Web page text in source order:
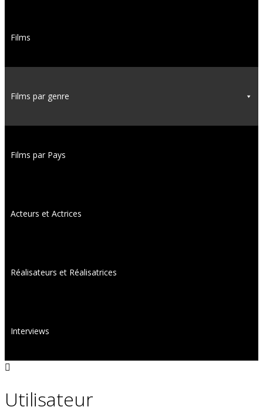
Films
Films par genre
Films par Pays
Acteurs et Actrices
Réalisateurs et Réalisatrices
Interviews
Utilisateur